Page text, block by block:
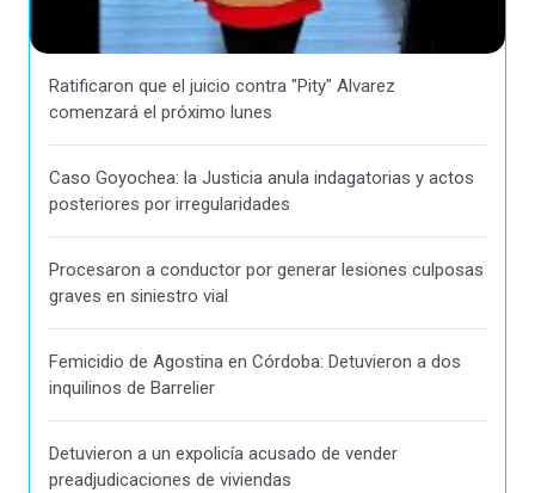
Ratificaron que el juicio contra "Pity" Alvarez
comenzará el próximo lunes
Caso Goyochea: la Justicia anula indagatorias y actos
posteriores por irregularidades
Procesaron a conductor por generar lesiones culposas
graves en siniestro vial
Femicidio de Agostina en Córdoba: Detuvieron a dos
inquilinos de Barrelier
Detuvieron a un expolicía acusado de vender
preadjudicaciones de viviendas